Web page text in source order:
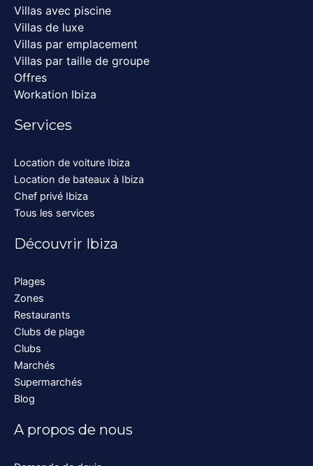
Villas avec piscine
Villas de luxe
Villas par emplacement
Villas par taille de groupe
Offres
Workation Ibiza
Services
Location de voiture Ibiza
Location de bateaux à Ibiza
Chef privé Ibiza
Tous les services
Découvrir Ibiza
Plages
Zones
Restaurants
Clubs de plage
Clubs
Marchés
Supermarchés
Blog
A propos de nous